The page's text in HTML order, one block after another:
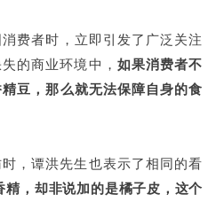
费者时，立即引发了广泛关注
的商业环境中， 如果消费者不
豆，那么就无法保障自身的食
，谭洪先生也表示了相同的看
精，却非说加的是橘子皮，这个